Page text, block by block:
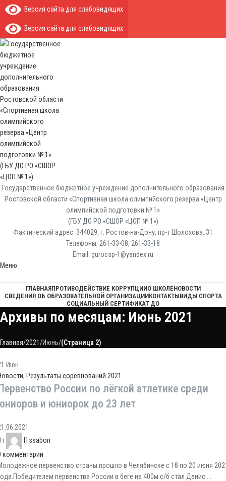
Версия сайта для слабовидящих
Версия сайта для слабовидящих
Государственное бюджетное учреждение дополнительного образования
Ростовской области «Спортивная школа олимпийского резерва «Центр
олимпийской подготовки № 1»
(ГБУ ДО РО «СШОР «ЦОП № 1»)
Фактический адрес: 344029, г. Ростов-на-Дону, пр-т Шолохова, 31
Телефоны: 261-33-08, 261-33-18
Email: gurocsp-1@yandex.ru
Меню
ГЛАВНАЯПРОТИВОДЕЙСТВИЕ КОРРУПЦИИО ШКОЛЕНОВОСТИ
СВЕДЕНИЯ ОБ ОБРАЗОВАТЕЛЬНОЙ ОРГАНИЗАЦИИКОНТАКТЫВИДЫ СПОРТА
СОЦИАЛЬНЫЙ СЕРТИФИКАТ ДО
Архивы по месяцам: Июнь 2021
Главная 2021 Июнь (Страница 2)
Июн
, Результаты соревнований 2021
России по лёгкой атлетике среди
и юниорок до 23 лет
l1ssabon
комментарии
первенство страны прошло в Челябинске с 18 по 20 июня
первенства России в беге на 400м с/б стал Денис ...